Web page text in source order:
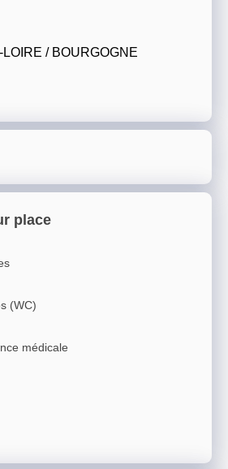
/ BOURGOGNE
place
(WC)
médicale